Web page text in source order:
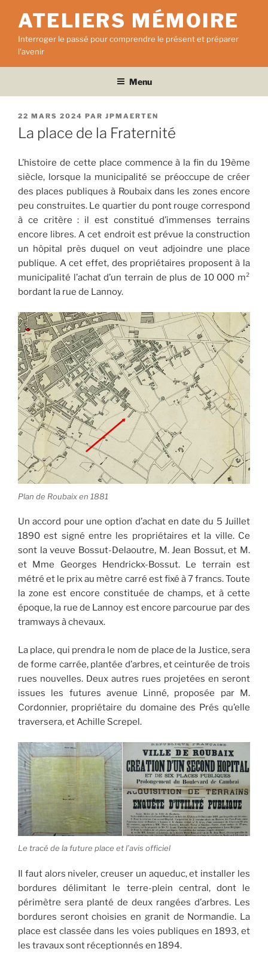
contenu
principal
ATELIERS MÉMOIRE
Interroger le passé pour comprendre le présent et préparer
l'avenir
Menu
PUBLIÉ
LE
22 MARS 2024 PAR JPMAERTEN
La place de la Fraternité
L’histoire de cette place commence à la fin du 19ème
siècle, lorsque la municipalité se préoccupe de créer
des places publiques à Roubaix dans les zones encore
peu construites. Le quartier du pont rouge correspond
à ce critère : il est constitué d’immenses terrains
encore libres. A cet endroit est prévue la construction
un hôpital près duquel on veut adjoindre une place
publique. A cet effet, des propriétaires proposent à la
municipalité l’achat d’un terrain de plus de 10 000 m²
bordant la rue de Lannoy.
Plan de Roubaix en 1881
Un accord pour une option d’achat en date du 5 Juillet
1890 est signé entre les propriétaires et la ville. Ce
sont la veuve Bossut-Delaoutre, M. Jean Bossut, et M.
et Mme Georges Hendrickx-Bossut. Le terrain est
métré et le prix au mètre carré est fixé à 7 francs. Toute
la zone est encore constituée de champs, et à cette
époque, la rue de Lannoy est encore parcourue par des
tramways à chevaux.
La place, qui prendra le nom de place de la Justice, sera
de forme carrée, plantée d’arbres, et ceinturée de trois
rues nouvelles. Deux autres rues projetées en seront
issues les futures avenue Linné, proposée par M.
Cordonnier, propriétaire du domaine des Prés qu’elle
traversera, et Achille Screpel.
Le tracé de la future place et l’avis officiel
Il faut alors niveler, creuser un aqueduc, et installer les
bordures délimitant le terre-plein central, dont le
périmètre sera planté de deux rangées d’arbres. Les
bordures seront choisies en granit de Normandie. La
place est classée dans les voies publiques en 1893, et
les travaux sont réceptionnés en 1894.